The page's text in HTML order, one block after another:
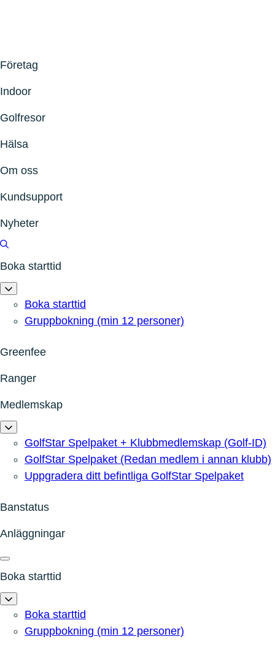
Företag
Indoor
Golfresor
Hälsa
Om oss
Kundsupport
Nyheter
Boka starttid
Boka starttid
Gruppbokning (min 12 personer)
Greenfee
Ranger
Medlemskap
GolfStar Spelpaket + Klubbmedlemskap (Golf-ID)
GolfStar Spelpaket (Redan medlem i annan klubb)
Uppgradera ditt befintliga GolfStar Spelpaket
Banstatus
Anläggningar
Boka starttid
Boka starttid
Gruppbokning (min 12 personer)